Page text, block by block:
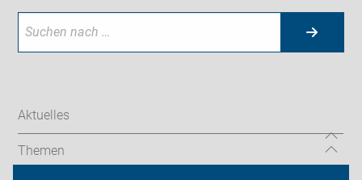
Aktuelles
Themen